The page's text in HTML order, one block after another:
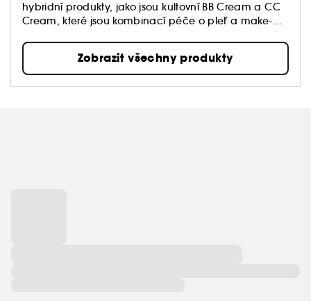
hybridní produkty, jako jsou kultovní BB Cream a CC
Cream, které jsou kombinací péče o pleť a make-
Tyto produkty odpovídají konkrétnímu cíli značky:
pomáhají znovuobjevit vaši pleť.
JE TO VAŠE PLEŤ, BUĎTE NA NI HRDÍ!
Zobrazit všechny produkty